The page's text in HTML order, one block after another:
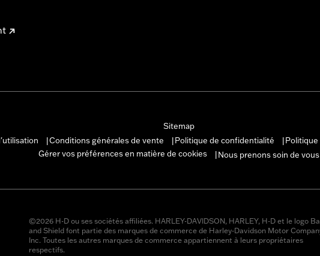
Sitemap
Conditions générales de vente Politique de confidentialité Politique
Gérer vos préférences en matière de cookies
Nous prenons soin de vous
©2026 H-D ou ses sociétés affiliées. HARLEY-DAVIDSON, HARLEY, H-D et le logo
and Shield font partie des marques de commerce de Harley-Davidson Motor
Inc. Toutes les autres marques de commerce appartiennent à leurs propriétaires
respectifs.